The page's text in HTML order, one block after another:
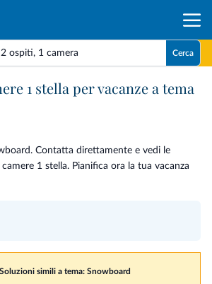
2 ospiti, 1 camera Cerca
1 stella per vacanze a tema
Contatta direttamente e vedi le
1 stella. Pianifica ora la tua vacanza
Soluzioni simili a tema: Snowboard